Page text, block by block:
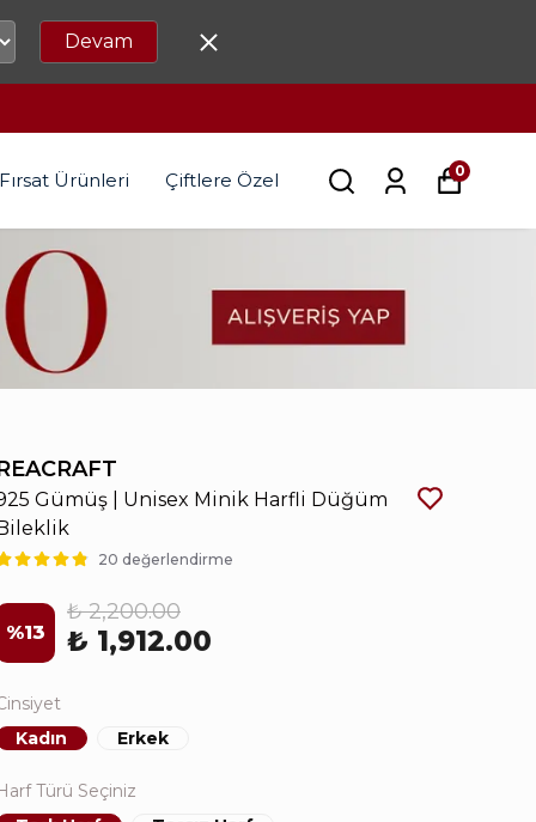
Devam
Fırsat Ürünleri Çiftlere Özel 0
Gümüş | Unisex Minik Harfli Düğüm
Bileklik
20 değerlendirme
%13
₺ 2,200.00
₺ 1,912.00
Kadın
Erkek
Harf Türü Seçiniz